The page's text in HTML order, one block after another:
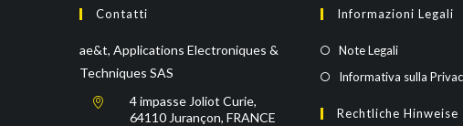
Contatti
ae&t, Applications Electroniques &
Techniques SAS
4 impasse Joliot Curie,
64110 Jurançon, FRANCE
Informazioni Legali
Note Legali
Informativa sulla
Rechtliche Hinweise